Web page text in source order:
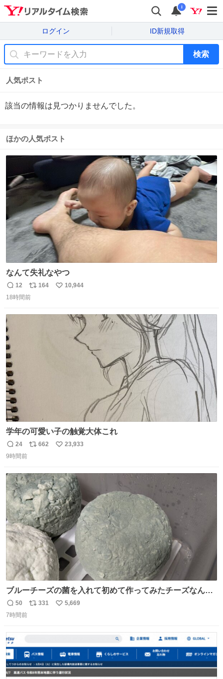
i
ログイン ID新規取得
検索
人気ポスト
該当の情報は見つかりませんでした。
ほかの人気ポスト
なんて失礼なやつ
返
信
12
リ
ポ
164
い
10,944
18時間前
学年の可愛い子の触覚大体これ
返
信
24
リ
ト
数
662
い
数
23,933
9時間前
ブルーチーズの菌を入れて初めて作ってみたチーズなんだ
けど 本能でちょっとヤバいと思っちゃう見た目だな
返
信
50
リ
数
331
い
5,669
7時間前